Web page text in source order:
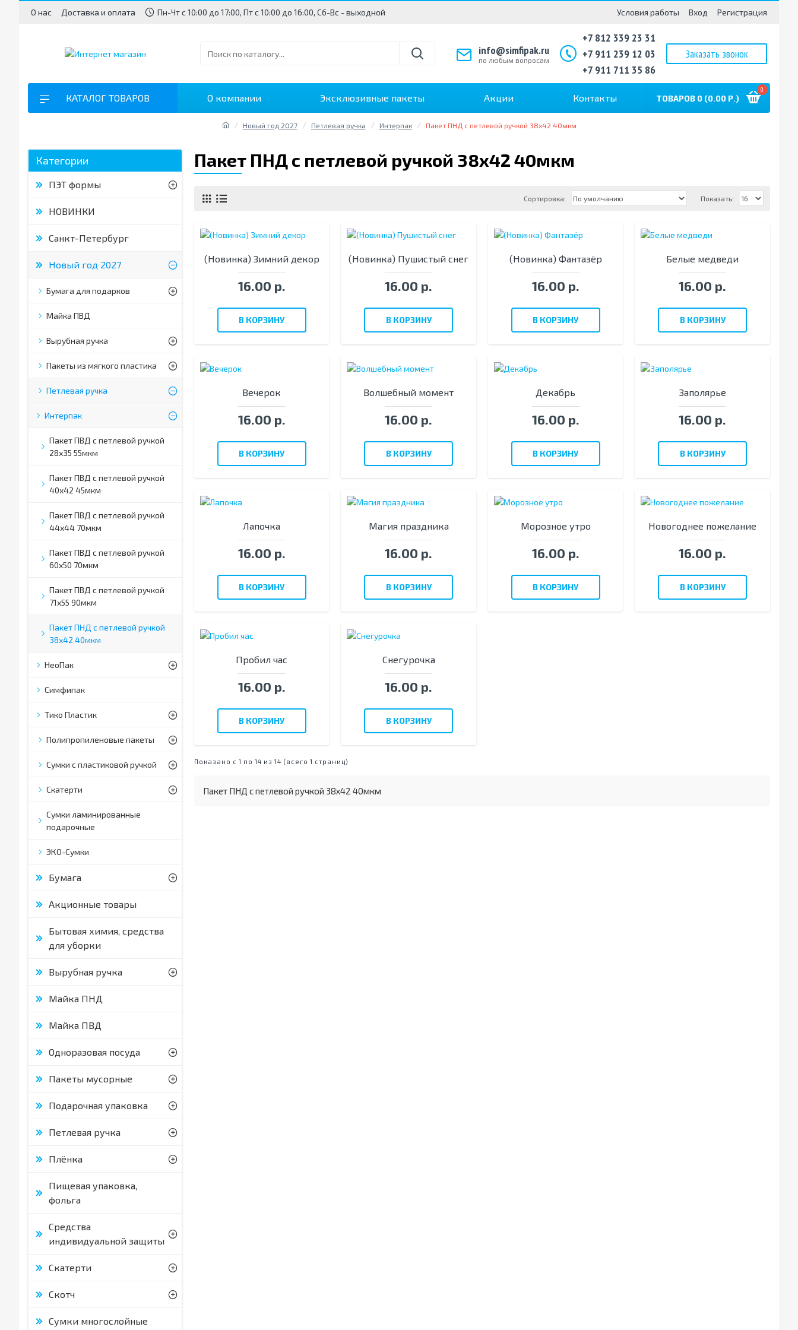
О нас Доставка и оплата Пн-Чт с 10:00 до 17:00, Пт с 10:00 до 16:00, Сб-Вс - выходной Условия работы Вход Регистрация
info@simfipak.ru
по любым вопросам
+7 812 339 23 31
+7 911 239 12 03
+7 911 711 35 86
Заказать звонок
КАТАЛОГ ТОВАРОВ О компании Эксклюзивные пакеты Акции Контакты ТОВАРОВ 0 (0.00 Р.)
0
Новый год 2027 Петлевая ручка Интерпак Пакет ПНД с петлевой ручкой 38х42 40мкм
Категории
ПЭТ формы
НОВИНКИ
Санкт-Петербург
Новый год 2027
Бумага для подарков
Майка ПВД
Вырубная ручка
Пакеты из мягкого пластика
Петлевая ручка
Интерпак
Пакет ПВД с петлевой ручкой
28х35 55мкм
Пакет ПВД с петлевой ручкой
40х42 45мкм
Пакет ПВД с петлевой ручкой
44х44 70мкм
Пакет ПВД с петлевой ручкой
60х50 70мкм
Пакет ПВД с петлевой ручкой
71х55 90мкм
Пакет ПНД с петлевой ручкой
38х42 40мкм
НеоПак
Симфипак
Тико Пластик
Полипропиленовые пакеты
Сумки с пластиковой ручкой
Скатерти
Сумки ламинированные
подарочные
ЭКО-Сумки
Бумага
Акционные товары
Бытовая химия, средства
для уборки
Вырубная ручка
Майка ПНД
Майка ПВД
Одноразовая посуда
Пакеты мусорные
Подарочная упаковка
Петлевая ручка
Плёнка
Пищевая упаковка,
фольга
Средства
индивидуальной защиты
Скатерти
Скотч
Сумки многослойные
Пакет ПНД с петлевой ручкой 38х42 40мкм
Пакет ПНД с петлевой ручкой 38х42 40мкм
Сортировка: Показать:
(Новинка) Зимний декор
16.00 р.
В КОРЗИНУ
(Новинка) Пушистый снег
16.00 р.
В КОРЗИНУ
(Новинка) Фантазёр
16.00 р.
В КОРЗИНУ
Белые медведи
16.00 р.
В КОРЗИНУ
Вечерок
16.00 р.
В КОРЗИНУ
Волшебный момент
16.00 р.
В КОРЗИНУ
Декабрь
16.00 р.
В КОРЗИНУ
Заполярье
16.00 р.
В КОРЗИНУ
Лапочка
16.00 р.
В КОРЗИНУ
Магия праздника
16.00 р.
В КОРЗИНУ
Морозное утро
16.00 р.
В КОРЗИНУ
Новогоднее пожелание
16.00 р.
В КОРЗИНУ
Пробил час
16.00 р.
В КОРЗИНУ
Снегурочка
16.00 р.
В КОРЗИНУ
Показано с 1 по 14 из 14 (всего 1 страниц)